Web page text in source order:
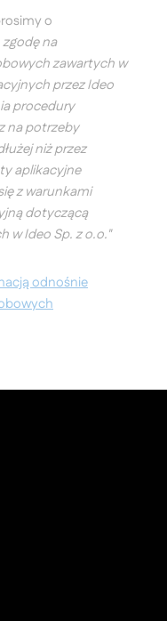
o
na
zawartych w
przez Ideo
procedury
na potrzeby
niż przez
aplikacyjne
z warunkami
dotyczącą
w Ideo Sp. z o.o."
odnośnie